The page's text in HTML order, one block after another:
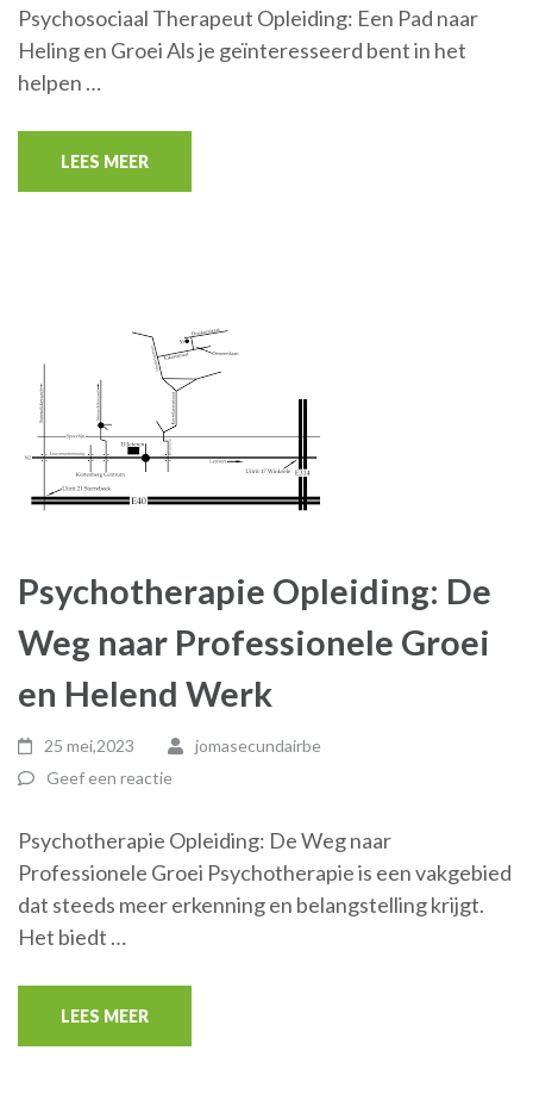
Psychosociaal Therapeut Opleiding: Een Pad naar
Heling en Groei Als je geïnteresseerd bent in het
helpen …
LEES MEER
Psychotherapie Opleiding: De
Weg naar Professionele Groei
en Helend Werk
25 mei,2023
jomasecundairbe
Geef een reactie
Psychotherapie Opleiding: De Weg naar
Professionele Groei Psychotherapie is een vakgebied
dat steeds meer erkenning en belangstelling krijgt.
Het biedt …
LEES MEER